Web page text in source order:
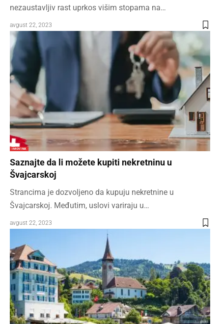
nezaustavljiv rast uprkos višim stopama na…
avgust 22, 2023
IMOVINA
Saznajte da li možete kupiti nekretninu u
Švajcarskoj
Strancima je dozvoljeno da kupuju nekretnine u
Švajcarskoj. Međutim, uslovi variraju u…
avgust 22, 2023